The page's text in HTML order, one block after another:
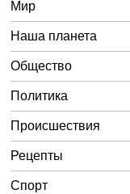
Мир
Наша планета
Общество
Политика
Происшествия
Рецепты
Спорт